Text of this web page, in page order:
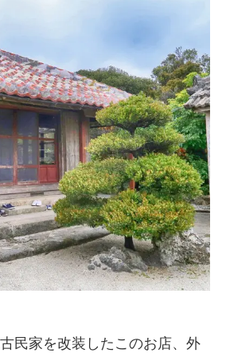
民家を改装したこのお店、外